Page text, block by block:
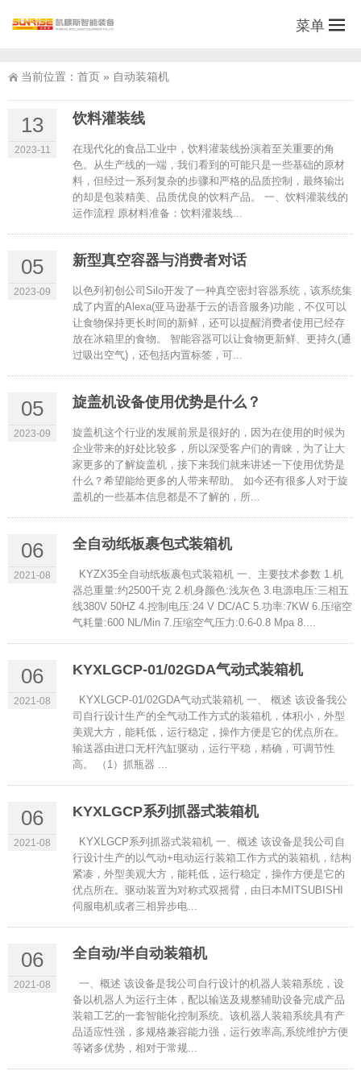
菜单
当前位置： 首页 » 自动装箱机
13
2023-11
饮料灌装线
在现代化的食品工业中，饮料灌装线扮演着至关重要的角
色。从生产线的一端，我们看到的可能只是一些基础的原材
料，但经过一系列复杂的步骤和严格的品质控制，最终输出
的却是包装精美、品质优良的饮料产品。 一、饮料灌装线的
运作流程 原材料准备：饮料灌装线...
05
2023-09
新型真空容器与消费者对话
以色列初创公司Silo开发了一种真空密封容器系统，该系统集
成了内置的Alexa(亚马逊基于云的语音服务)功能，不仅可以
让食物保持更长时间的新鲜，还可以提醒消费者使用已经存
放在冰箱里的食物。 智能容器可以让食物更新鲜、更持久(通
过吸出空气)，还包括内置标签，可...
05
2023-09
旋盖机设备使用优势是什么？
旋盖机这个行业的发展前景是很好的，因为在使用的时候为
企业带来的好处比较多，所以深受客户们的青睐，为了让大
家更多的了解旋盖机，接下来我们就来讲述一下使用优势是
什么？希望能给更多的人带来帮助。 如今还有很多人对于旋
盖机的一些基本信息都是不了解的，所...
06
2021-08
全自动纸板裹包式装箱机
KYZX35全自动纸板裹包式装箱机 一、主要技术参数 1.机
器总重量:约2500千克 2.机身颜色:浅灰色 3.电源电压:三相五
线380V 50HZ 4.控制电压:24 V DC/AC 5.功率:7KW 6.压缩空
气耗量:600 NL/Min 7.压缩空气压力:0.6-0.8 Mpa 8....
06
2021-08
KYXLGCP-01/02GDA气动式装箱机
KYXLGCP-01/02GDA气动式装箱机 一、 概述 该设备我公
司自行设计生产的全气动工作方式的装箱机，体积小，外型
美观大方，能耗低，运行稳定，操作方便是它的优点所在。
输送器由进口无杆汽缸驱动，运行平稳，精确，可调节性
高。 （1）抓瓶器 ...
06
2021-08
KYXLGCP系列抓器式装箱机
KYXLGCP系列抓器式装箱机 一、概述 该设备是我公司自
行设计生产的以气动+电动运行装箱工作方式的装箱机，结构
紧凑，外型美观大方，能耗低，运行稳定，操作方便是它的
优点所在。驱动装置为对称式双摇臂，由日本MITSUBISHI
伺服电机或者三相异步电...
06
2021-08
全自动/半自动装箱机
一、概述 该设备是我公司自行设计的机器人装箱系统，设
备以机器人为运行主体，配以输送及规整辅助设备完成产品
装箱工艺的一套智能化控制系统。该机器人装箱系统具有产
品适应性强，多规格兼容能力强，运行效率高,系统维护方便
等诸多优势，相对于常规...